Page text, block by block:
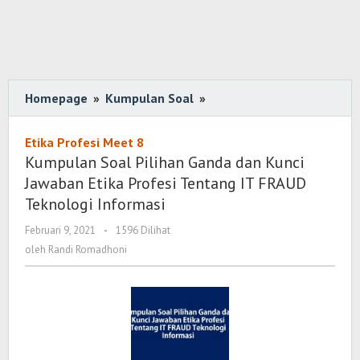
Homepage » Kumpulan Soal »
Soal
Ganda
Kunci
Tentang
IT
FRAUD
Teknologi
Etika Profesi Meet 8
Kumpulan Soal Pilihan Ganda dan Kunci
Jawaban Etika Profesi Tentang IT FRAUD
Teknologi Informasi
Februari 9, 2021
oleh
Randi
-
1596 Dilihat
oleh Randi Romadhoni